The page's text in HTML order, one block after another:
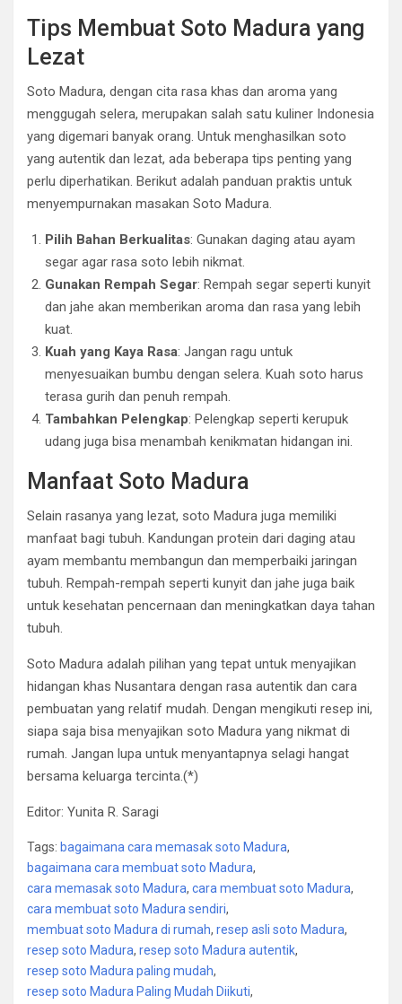
Tips Membuat Soto Madura yang
Lezat
Soto Madura, dengan cita rasa khas dan aroma yang
menggugah selera, merupakan salah satu kuliner Indonesia
yang digemari banyak orang. Untuk menghasilkan soto
yang autentik dan lezat, ada beberapa tips penting yang
perlu diperhatikan. Berikut adalah panduan praktis untuk
menyempurnakan masakan Soto Madura.
Pilih Bahan Berkualitas: Gunakan daging atau ayam
segar agar rasa soto lebih nikmat.
Gunakan Rempah Segar: Rempah segar seperti kunyit
dan jahe akan memberikan aroma dan rasa yang lebih
kuat.
Kuah yang Kaya Rasa: Jangan ragu untuk
menyesuaikan bumbu dengan selera. Kuah soto harus
terasa gurih dan penuh rempah.
Tambahkan Pelengkap: Pelengkap seperti kerupuk
udang juga bisa menambah kenikmatan hidangan ini.
Manfaat Soto Madura
Selain rasanya yang lezat, soto Madura juga memiliki
manfaat bagi tubuh. Kandungan protein dari daging atau
ayam membantu membangun dan memperbaiki jaringan
tubuh. Rempah-rempah seperti kunyit dan jahe juga baik
untuk kesehatan pencernaan dan meningkatkan daya tahan
tubuh.
Soto Madura adalah pilihan yang tepat untuk menyajikan
hidangan khas Nusantara dengan rasa autentik dan cara
pembuatan yang relatif mudah. Dengan mengikuti resep ini,
siapa saja bisa menyajikan soto Madura yang nikmat di
rumah. Jangan lupa untuk menyantapnya selagi hangat
bersama keluarga tercinta.(*)
Editor: Yunita R. Saragi
Tags: bagaimana cara memasak soto Madura,
bagaimana cara membuat soto Madura,
cara memasak soto Madura, cara membuat soto Madura,
cara membuat soto Madura sendiri,
membuat soto Madura di rumah, resep asli soto Madura,
resep soto Madura, resep soto Madura autentik,
resep soto Madura paling mudah,
resep soto Madura Paling Mudah Diikuti,